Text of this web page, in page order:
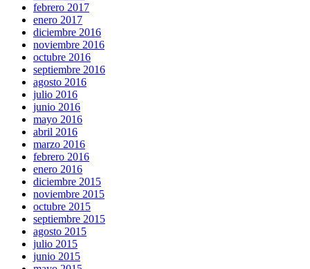
febrero 2017
enero 2017
diciembre 2016
noviembre 2016
octubre 2016
septiembre 2016
agosto 2016
julio 2016
junio 2016
mayo 2016
abril 2016
marzo 2016
febrero 2016
enero 2016
diciembre 2015
noviembre 2015
octubre 2015
septiembre 2015
agosto 2015
julio 2015
junio 2015